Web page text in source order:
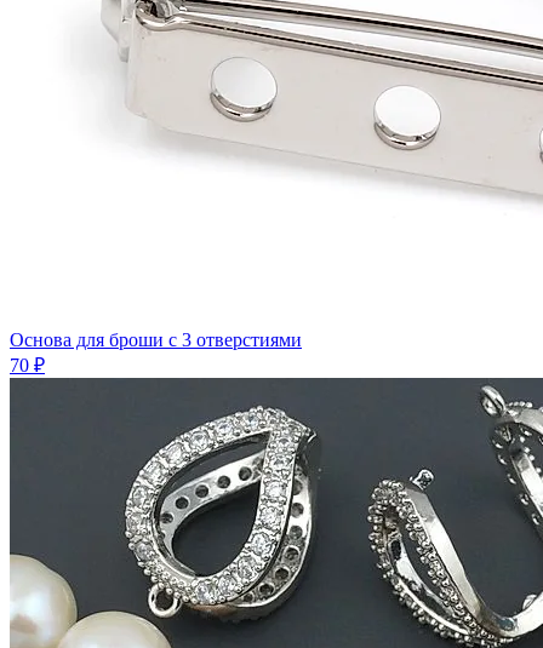
Основа для броши с 3 отверстиями
70 ₽